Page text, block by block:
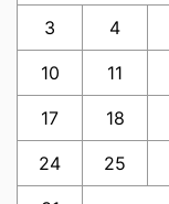
3 4
10 11
17 18
24 25